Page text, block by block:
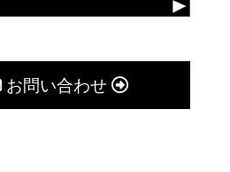
お問い合わせ